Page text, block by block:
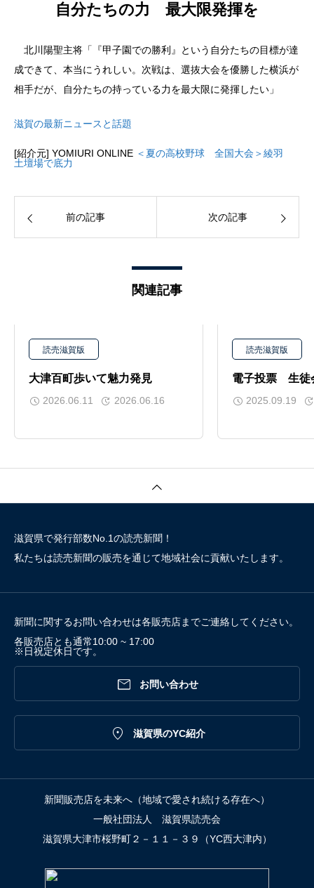
自分たちの力 最大限発揮を
北川陽聖主将「『甲子園での勝利』という自分たちの目標が達
成できて、本当にうれしい。次戦は、選抜大会を優勝した横浜が
相手だが、自分たちの持っている力を最大限に発揮したい」
滋賀の最新ニュースと話題
[紹介元] YOMIURI ONLINE ＜夏の高校野球 全国大会＞綾羽
土壇場で底力
前の記事 次の記事
関連記事
読売滋賀版
大津百町歩いて魅力発見
2026.06.11 2026.06.16
読売滋賀版
電子投票 生徒
2025.09.19
滋賀県で発行部数No.1の読売新聞！
私たちは読売新聞の販売を通じて地域社会に貢献いたします。
新聞に関するお問い合わせは各販売店までご連絡してください。
各販売店とも通常10:00 ~ 17:00
※日祝定休日です。
 お問い合わせ
 滋賀県のYC紹介
新聞販売店を未来へ（地域で愛され続ける存在へ）
一般社団法人 滋賀県読売会
滋賀県大津市桜野町２－１１－３９（YC西大津内）